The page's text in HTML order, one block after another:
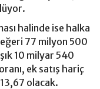
halinde ise halka
77 milyon 500
10 milyar 540
ek satış hariç
olacak.